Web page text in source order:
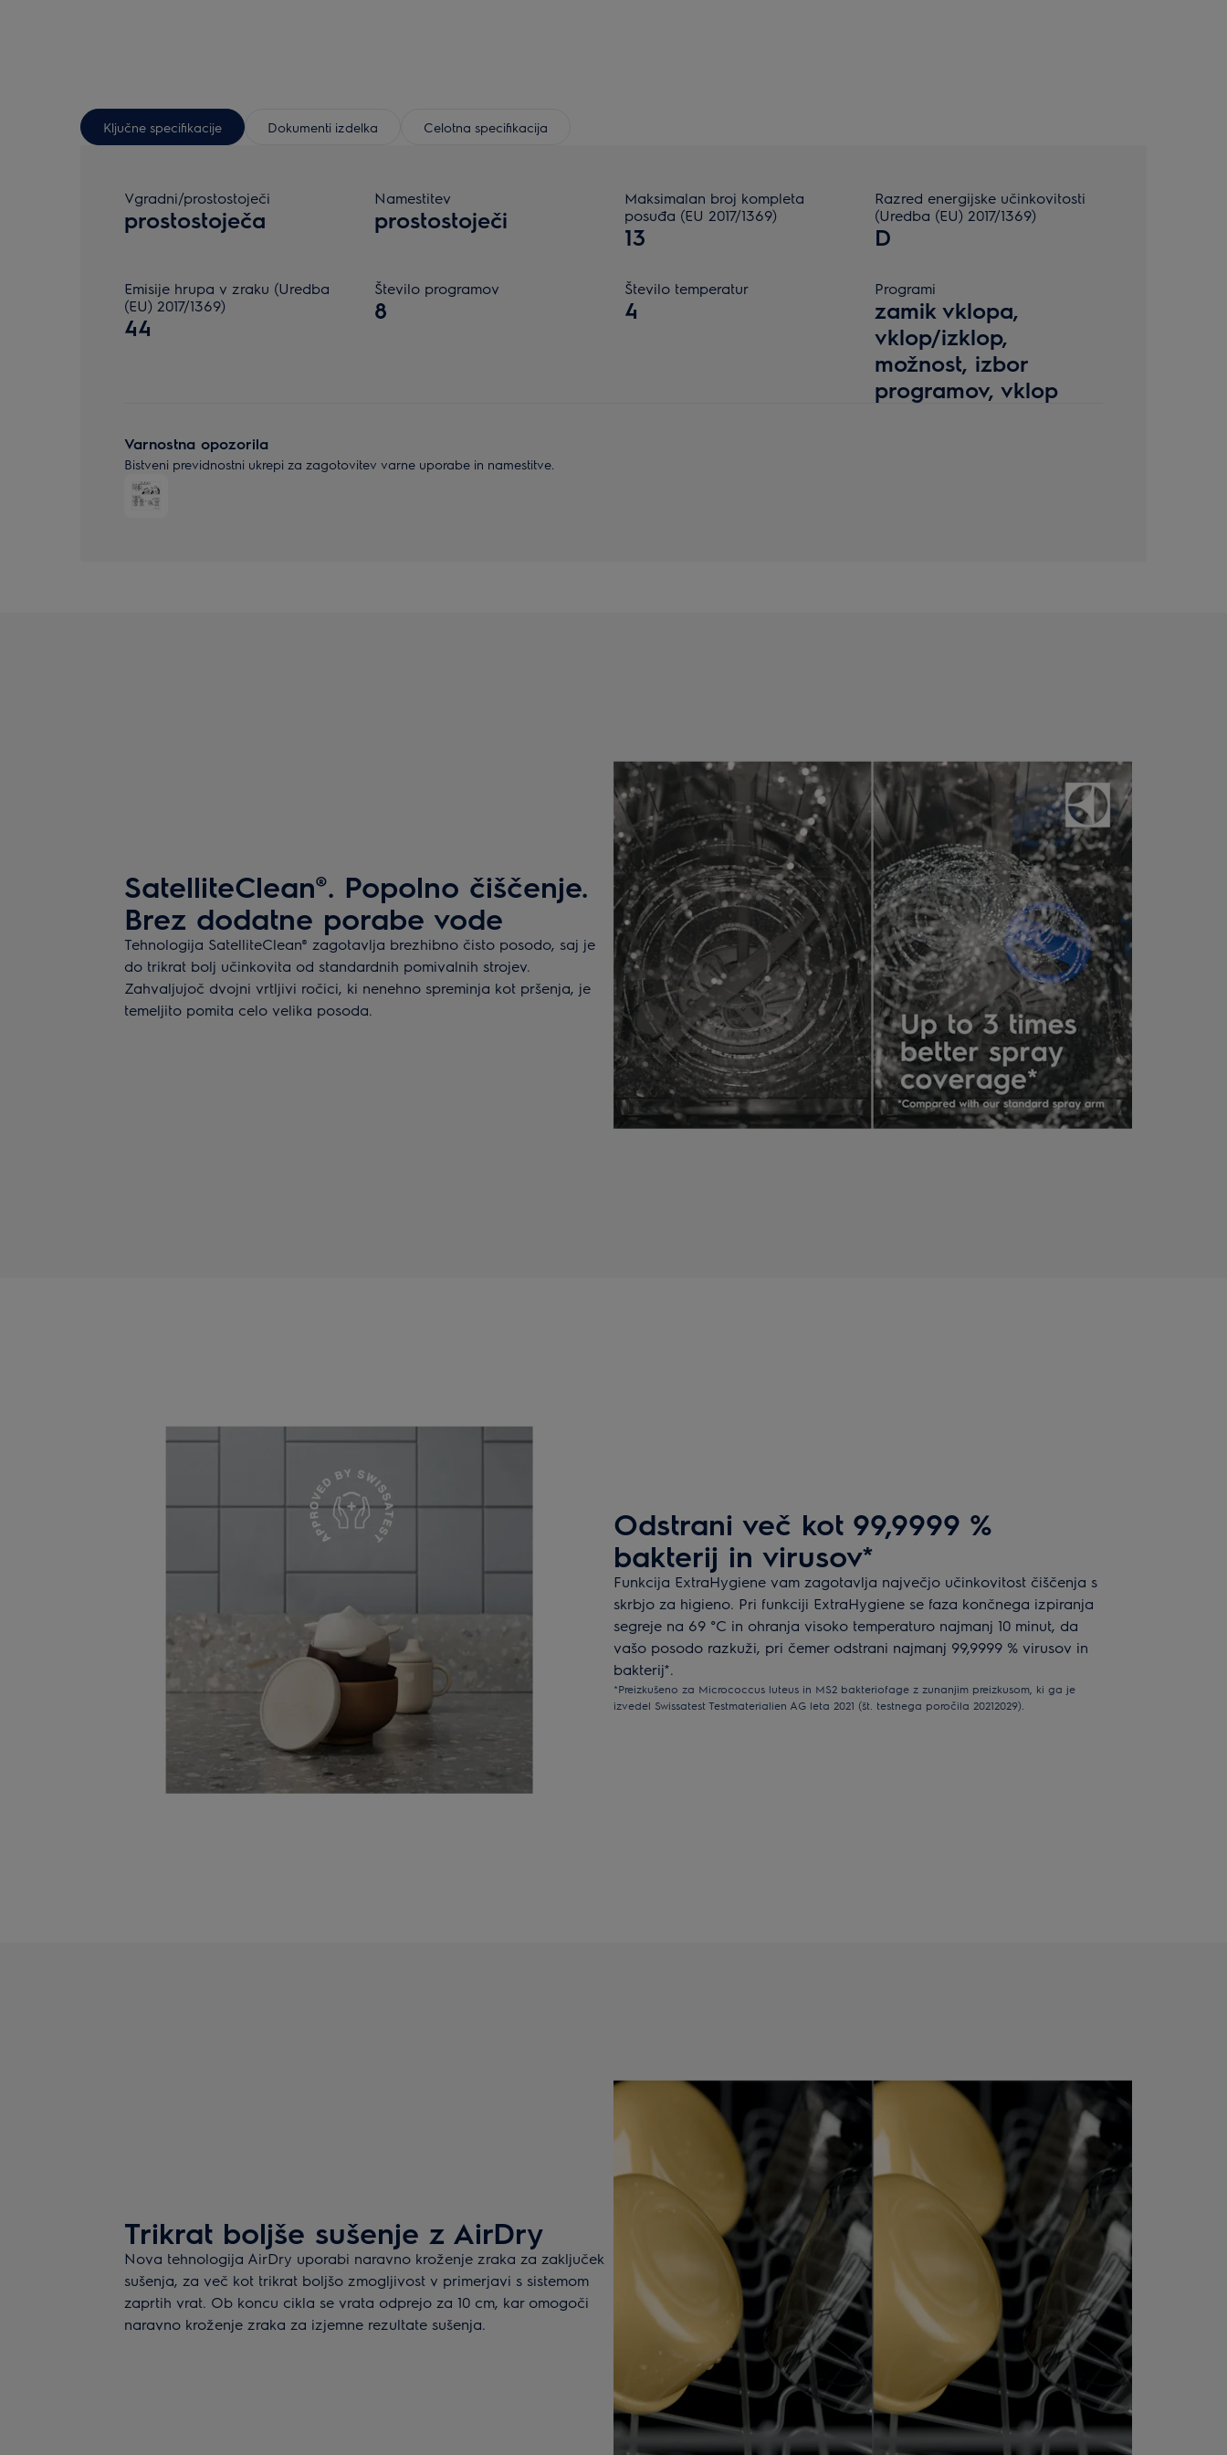
Ključne specifikacije Dokumenti izdelka Celotna specifikacija
Vgradni/prostostoječi
prostostoječa
Namestitev
prostostoječi
Maksimalan broj kompleta
posuđa (EU 2017/1369)
13
Razred energijske učinkovitosti
(Uredba (EU) 2017/1369)
D
Emisije hrupa v zraku (Uredba
(EU) 2017/1369)
44
Število programov
8
Število temperatur
4
Programi
zamik vklopa,
vklop/izklop,
možnost, izbor
programov, vklop
Varnostna opozorila
Bistveni previdnostni ukrepi za zagotovitev varne uporabe in namestitve.
SatelliteClean®. Popolno čiščenje.
Brez dodatne porabe vode
Tehnologija SatelliteClean® zagotavlja brezhibno čisto posodo, saj je
do trikrat bolj učinkovita od standardnih pomivalnih strojev.
Zahvaljujoč dvojni vrtljivi ročici, ki nenehno spreminja kot pršenja, je
temeljito pomita celo velika posoda.
Odstrani več kot 99,9999 %
bakterij in virusov*
Funkcija ExtraHygiene vam zagotavlja največjo učinkovitost čiščenja s
skrbjo za higieno. Pri funkciji ExtraHygiene se faza končnega izpiranja
segreje na 69 °C in ohranja visoko temperaturo najmanj 10 minut, da
vašo posodo razkuži, pri čemer odstrani najmanj 99,9999 % virusov in
bakterij*.
*Preizkušeno za Micrococcus luteus in MS2 bakteriofage z zunanjim preizkusom, ki ga je
izvedel Swissatest Testmaterialien AG leta 2021 (št. testnega poročila 20212029).
Trikrat boljše sušenje z AirDry
Nova tehnologija AirDry uporabi naravno kroženje zraka za zaključek
sušenja, za več kot trikrat boljšo zmogljivost v primerjavi s sistemom
zaprtih vrat. Ob koncu cikla se vrata odprejo za 10 cm, kar omogoči
naravno kroženje zraka za izjemne rezultate sušenja.